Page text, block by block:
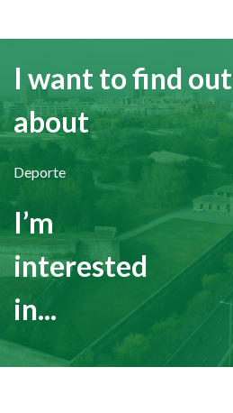
I want to find out
about
Deporte
I’m
interested
in...